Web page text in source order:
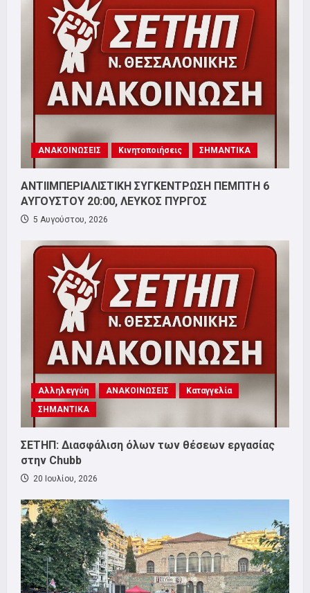
ΑΝΑΚΟΙΝΩΣΕΙΣ Κινητοποιήσεις ΣΗΜΑΝΤΙΚΑ
ΑΝΤΙΙΜΠΕΡΙΑΛΙΣΤΙΚΗ ΣΥΓΚΕΝΤΡΩΣΗ ΠΕΜΠΤΗ 6
ΑΥΓΟΥΣΤΟΥ 20:00, ΛΕΥΚΟΣ ΠΥΡΓΟΣ
5 Αυγούστου, 2026
Αλληλεγγύη ΑΝΑΚΟΙΝΩΣΕΙΣ
Καταγγελία
ΣΗΜΑΝΤΙΚΑ
ΣΕΤΗΠ: Διασφάλιση όλων των θέσεων εργασίας
στην Chubb
20 Ιουλίου, 2026